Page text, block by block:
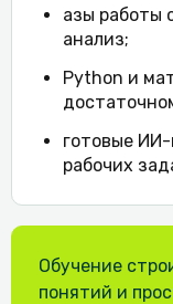
азы работы
анализ;
Python и
готовые
рабочих
Обучение
понятий и